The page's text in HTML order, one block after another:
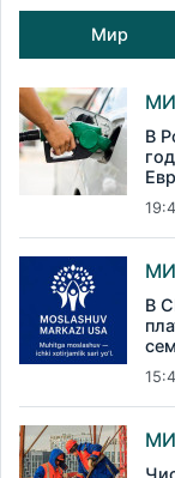
Мир
В
В